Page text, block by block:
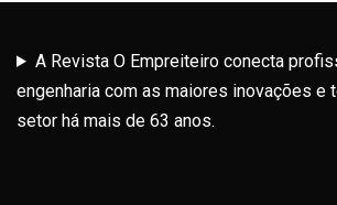
A Revista O Empreiteiro conecta
engenharia com as maiores inovações e
setor há mais de 63 anos.